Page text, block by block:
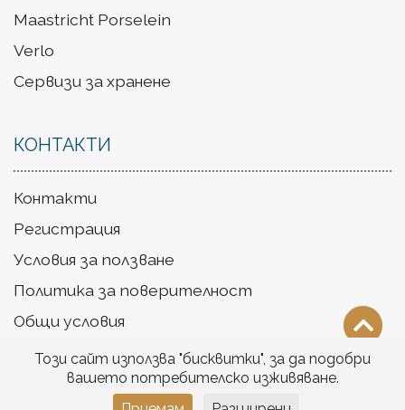
Maastricht Porselein
Verlo
Сервизи за хранене
КОНТАКТИ
Контакти
Регистрация
Условия за ползване
Политика за поверителност
Общи условия
Доставка
Този сайт използва "бисквитки", за да подобри
вашето потребителско изживяване.